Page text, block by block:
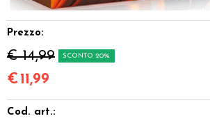
Prezzo:
€ 14,99 SCONTO 20%
€ 11,99
Cod. art.: